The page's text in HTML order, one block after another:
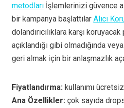
metodları İşlemlerinizi güvence
bir kampanya başlattılar Alıcı
dolandırıcılıklara karşı
açıklandığı gibi olmadığında
geri almak için bir anlaşmazlık
Fiyatlandırma: kullanımı ücretsiz
Ana Özellikler: çok sayıda